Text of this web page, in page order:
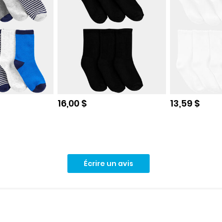
Prix de solde
16,00 $ Prix de solde
13,59 $
Écrire un avis